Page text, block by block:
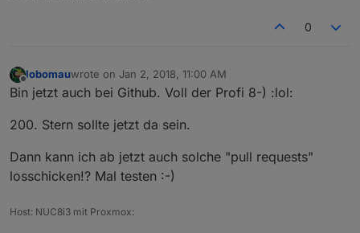
0
Offline
lobomauwrote on Jan 2, 2018, 11:00 AM
last edited by
Bin jetzt auch bei Github. Voll der Profi 8-) :lol:
200. Stern sollte jetzt da sein.
Dann kann ich ab jetzt auch solche "pull requests"
losschicken!? Mal testen :-)
Host: NUC8i3 mit Proxmox: